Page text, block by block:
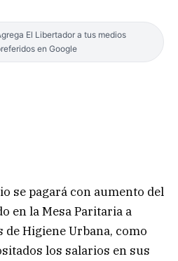
El Libertador a tus medios
en Google
se pagará con aumento del
en la Mesa Paritaria a
Higiene Urbana, como
los salarios en sus